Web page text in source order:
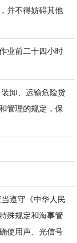
并不得妨碍其他
业前二十四小时
卸、运输危险货
管理的规定，保
遵守《中华人民
殊规定和海事管
使用声、光信号